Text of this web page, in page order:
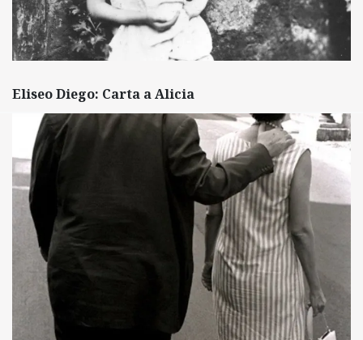
Eliseo Diego: Carta a Alicia